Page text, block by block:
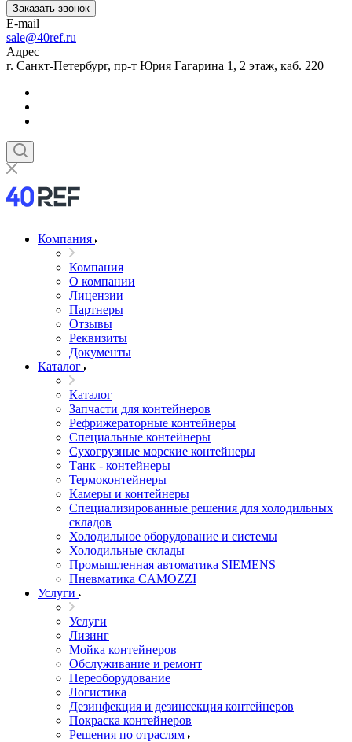
Заказать звонок
E-mail
sale@40ref.ru
Адрес
г. Санкт-Петербург, пр-т Юрия Гагарина 1, 2 этаж, каб. 220
Компания
Компания
О компании
Лицензии
Партнеры
Отзывы
Реквизиты
Документы
Каталог
Каталог
Запчасти для контейнеров
Рефрижераторные контейнеры
Специальные контейнеры
Сухогрузные морские контейнеры
Танк - контейнеры
Термоконтейнеры
Камеры и контейнеры
Специализированные решения для холодильных
складов
Холодильное оборудование и системы
Холодильные склады
Промышленная автоматика SIEMENS
Пневматика CAMOZZI
Услуги
Услуги
Лизинг
Мойка контейнеров
Обслуживание и ремонт
Переоборудование
Логистика
Дезинфекция и дезинсекция контейнеров
Покраска контейнеров
Решения по отраслям